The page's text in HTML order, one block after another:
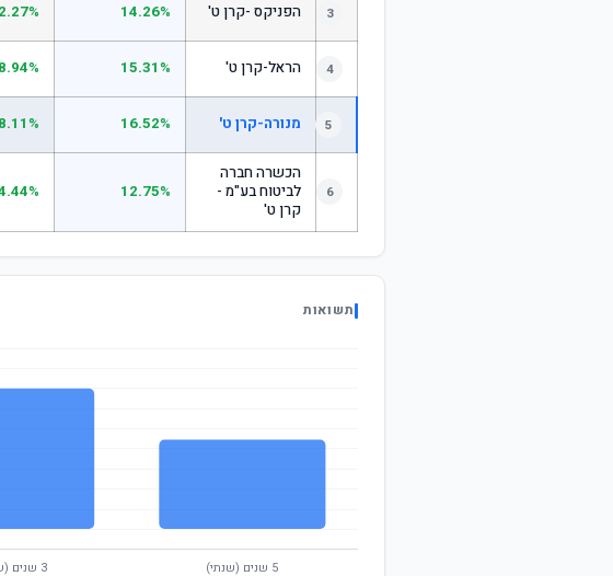
3 הפניקס -קרן ט' 14.26%
4 הראל-קרן ט' 15.31%
5 מנורה-קרן ט' 16.52%
6
הכשרה חברה
לביטוח בע"מ -
קרן ט'
12.75%
תשואות